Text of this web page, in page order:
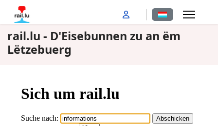
Sprache
rail.lu - D'Eisebunnen zu an ëm
Lëtzebuerg